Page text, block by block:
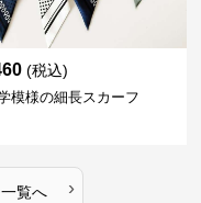
(税込)
模様の細長スカーフ
一覧へ ›